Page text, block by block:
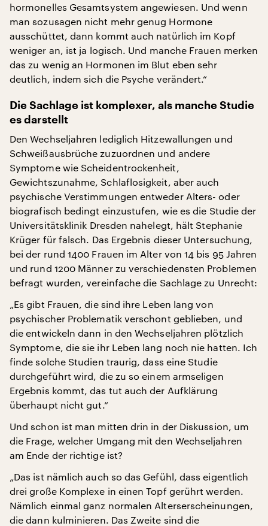
hormonelles Gesamtsystem angewiesen. Und wenn
man sozusagen nicht mehr genug Hormone
ausschüttet, dann kommt auch natürlich im Kopf
weniger an, ist ja logisch. Und manche Frauen merken
das zu wenig an Hormonen im Blut eben sehr
deutlich, indem sich die Psyche verändert.“
Die Sachlage ist komplexer, als manche Studie
es darstellt
Den Wechseljahren lediglich Hitzewallungen und
Schweißausbrüche zuzuordnen und andere
Symptome wie Scheidentrockenheit,
Gewichtszunahme, Schlaflosigkeit, aber auch
psychische Verstimmungen entweder Alters- oder
biografisch bedingt einzustufen, wie es die Studie der
Universitätsklinik Dresden nahelegt, hält Stephanie
Krüger für falsch. Das Ergebnis dieser Untersuchung,
bei der rund 1400 Frauen im Alter von 14 bis 95 Jahren
und rund 1200 Männer zu verschiedensten Problemen
befragt wurden, vereinfache die Sachlage zu Unrecht:
„Es gibt Frauen, die sind ihre Leben lang von
psychischer Problematik verschont geblieben, und
die entwickeln dann in den Wechseljahren plötzlich
Symptome, die sie ihr Leben lang noch nie hatten. Ich
finde solche Studien traurig, dass eine Studie
durchgeführt wird, die zu so einem armseligen
Ergebnis kommt, das tut auch der Aufklärung
überhaupt nicht gut.“
Und schon ist man mitten drin in der Diskussion, um
die Frage, welcher Umgang mit den Wechseljahren
am Ende der richtige ist?
„Das ist nämlich auch so das Gefühl, dass eigentlich
drei große Komplexe in einen Topf gerührt werden.
Nämlich einmal ganz normalen Alterserscheinungen,
die dann kulminieren. Das Zweite sind die